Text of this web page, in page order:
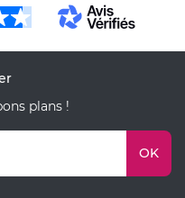
plans !
OK